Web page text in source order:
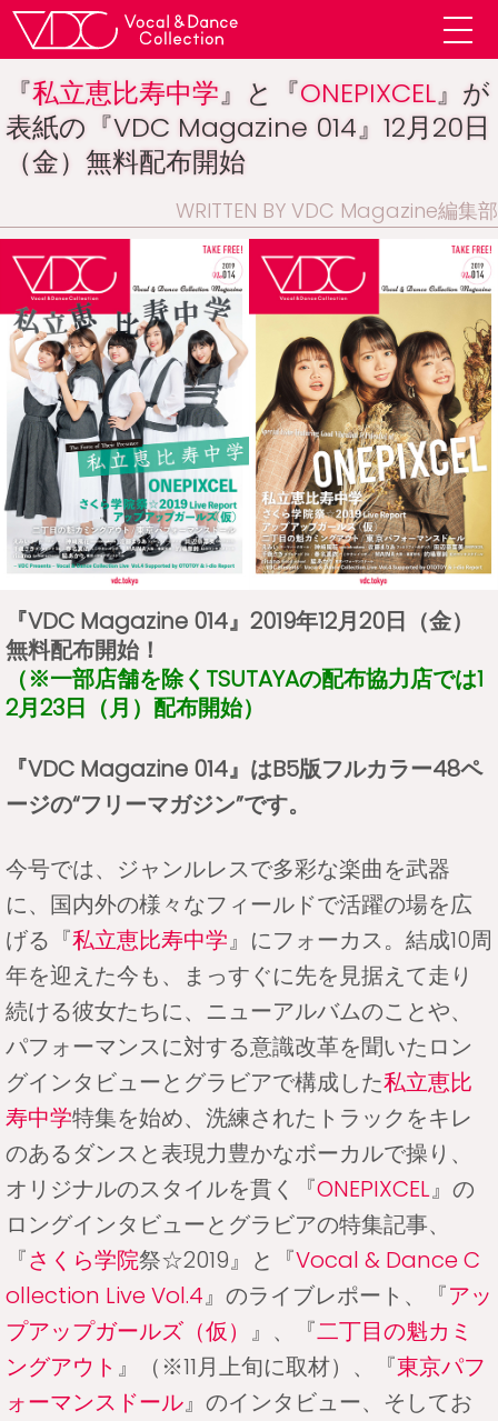
『私立恵比寿中学』と『ONEPIXCEL』が
表紙の『VDC Magazine 014』12月20日
（金）無料配布開始
WRITTEN BY VDC Magazine編集部
『VDC Magazine 014』2019年12月20日（金）
無料配布開始！
（※一部店舗を除くTSUTAYAの配布協力店では1
2月23日（月）配布開始）
『VDC Magazine 014』はB5版フルカラー48ペ
ージの“フリーマガジン”です。
今号では、ジャンルレスで多彩な楽曲を武器
に、国内外の様々なフィールドで活躍の場を広
げる『私立恵比寿中学』にフォーカス。結成10周
年を迎えた今も、まっすぐに先を見据えて走り
続ける彼女たちに、ニューアルバムのことや、
パフォーマンスに対する意識改革を聞いたロン
グインタビューとグラビアで構成した私立恵比
寿中学特集を始め、洗練されたトラックをキレ
のあるダンスと表現力豊かなボーカルで操り、
オリジナルのスタイルを貫く『ONEPIXCEL』の
ロングインタビューとグラビアの特集記事、
『さくら学院祭☆2019』と『Vocal & Dance C
ollection Live Vol.4』のライブレポート、『アッ
プアップガールズ（仮） 』、『二丁目の魁カミ
ングアウト 』（※11月上旬に取材）、『東京パフ
ォーマンスドール』のインタビュー、そしてお